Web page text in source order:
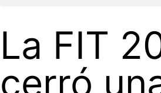
La FIT
cerró